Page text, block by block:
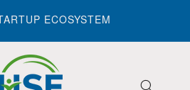
ECOSYSTEM